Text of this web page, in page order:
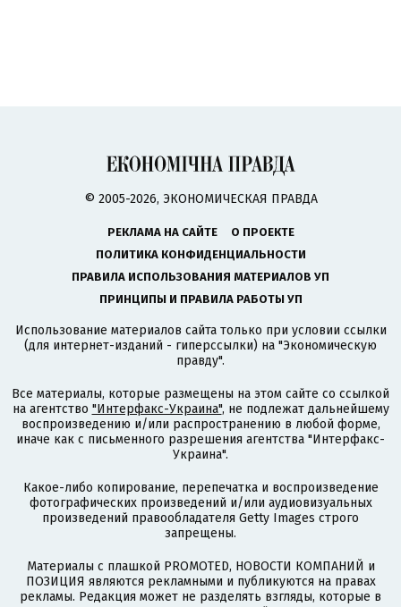
© 2005-2026, ЭКОНОМИЧЕСКАЯ ПРАВДА
РЕКЛАМА НА САЙТЕ
О ПРОЕКТЕ
ПОЛИТИКА КОНФИДЕНЦИАЛЬНОСТИ
ПРАВИЛА ИСПОЛЬЗОВАНИЯ МАТЕРИАЛОВ УП
ПРИНЦИПЫ И ПРАВИЛА РАБОТЫ УП
Использование материалов сайта только при условии ссылки
(для интернет-изданий - гиперссылки) на "Экономическую
правду".
Все материалы, которые размещены на этом сайте со ссылкой
на агентство "Интерфакс-Украина", не подлежат дальнейшему
воспроизведению и/или распространению в любой форме,
иначе как с письменного разрешения агентства "Интерфакс-
Украина".
Какое-либо копирование, перепечатка и воспроизведение
фотографических произведений и/или аудиовизуальных
произведений правообладателя Getty Images строго
запрещены.
Материалы с плашкой PROMOTED, НОВОСТИ КОМПАНИЙ и
ПОЗИЦИЯ являются рекламными и публикуются на правах
рекламы. Редакция может не разделять взгляды, которые в